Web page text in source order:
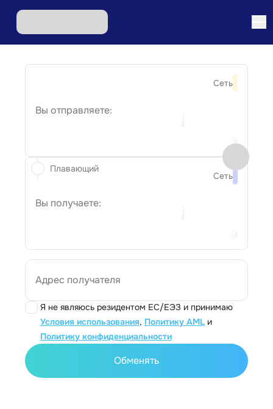
Сеть
Вы отправляете:
Сеть
Вы получаете:
Адрес получателя
Я не являюсь резидентом ЕС/ЕЭЗ и принимаю
Условия использования, Политику AML и
Политику конфиденциальности
Плавающий
Обменять